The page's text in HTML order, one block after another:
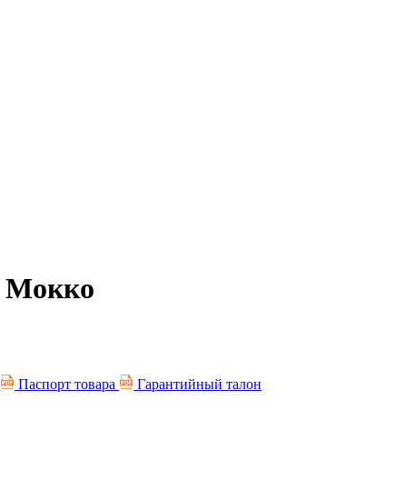
Мокко
Паспорт товара
Гарантийный талон